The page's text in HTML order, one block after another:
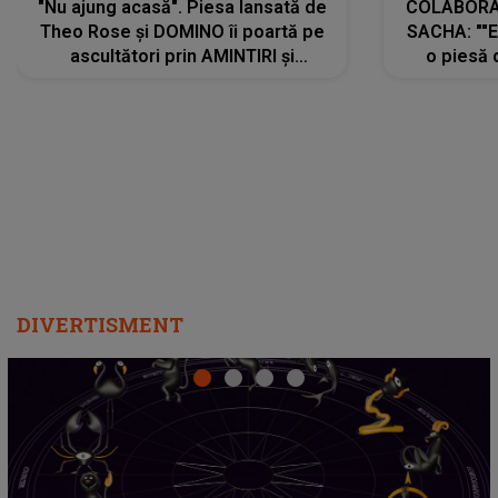
"Nu ajung acasă". Piesa lansată de
Theo Rose și DOMINO îi poartă pe
ascultători prin AMINTIRI și
SACHA:
o piesă
DIVERTISMENT